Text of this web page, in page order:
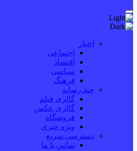
اخبار
اجتماعی
اقتصاد
سیاسی
فرهنگ
چند رسانه
گالری فیلم
گالری عکس
فروشگاه
ویژه خبری
دسترسی سریع
تماس با ما